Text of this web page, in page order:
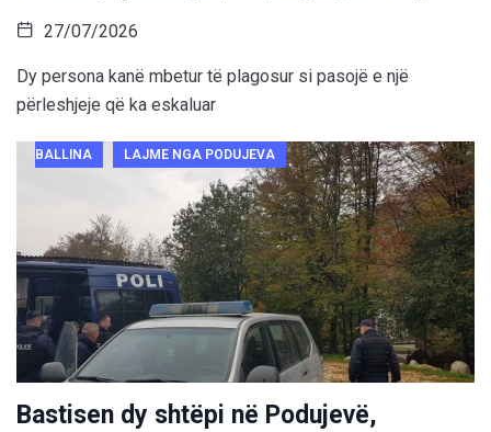
27/07/2026
Dy persona kanë mbetur të plagosur si pasojë e një
përleshjeje që ka eskaluar
BALLINA LAJME NGA PODUJEVA
Bastisen dy shtëpi në Podujevë,